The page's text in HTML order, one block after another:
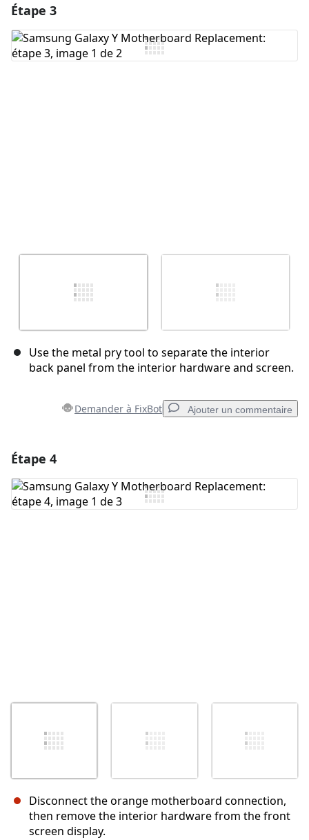
Étape 3
Use the metal pry tool to separate the interior
back panel from the interior hardware and screen.
Demander à FixBot Ajouter un commentaire
Ajouter un commentaire
Étape 4
Disconnect the orange motherboard connection,
then remove the interior hardware from the front
screen display.